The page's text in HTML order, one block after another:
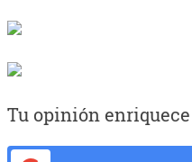
Tu opinión